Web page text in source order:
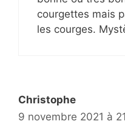
courgettes mais
les courges.
Christophe
9 novembre 2021 à